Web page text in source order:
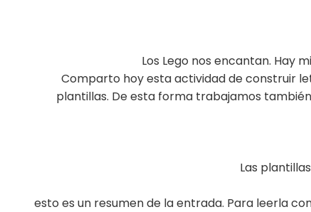
Los Lego nos encantan. Hay
Comparto hoy esta actividad de construir
plantillas. De esta forma trabajamos
Las
esto es un resumen de la entrada. Para leerla